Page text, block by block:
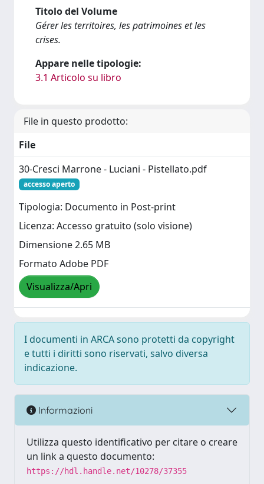
Titolo del Volume
Gérer les territoires, les patrimoines et les
crises.
Appare nelle tipologie:
3.1 Articolo su libro
File in questo prodotto:
File
30-Cresci Marrone - Luciani - Pistellato.pdf
accesso aperto
Tipologia: Documento in Post-print
Licenza: Accesso gratuito (solo visione)
Dimensione 2.65 MB
Formato Adobe PDF
Visualizza/Apri
I documenti in ARCA sono protetti da copyright
e tutti i diritti sono riservati, salvo diversa
indicazione.
Informazioni
Utilizza questo identificativo per citare o creare
un link a questo documento:
https://hdl.handle.net/10278/37355